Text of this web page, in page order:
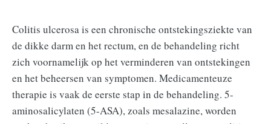
Colitis ulcerosa is een chronische ontstekingsziekte van
de dikke darm en het rectum, en de behandeling richt
zich voornamelijk op het verminderen van ontstekingen
en het beheersen van symptomen. Medicamenteuze
therapie is vaak de eerste stap in de behandeling. 5-
aminosalicylaten (5-ASA), zoals mesalazine, worden